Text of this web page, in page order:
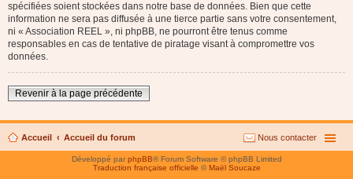
spécifiées soient stockées dans notre base de données. Bien que cette
information ne sera pas diffusée à une tierce partie sans votre consentement,
ni « Association REEL », ni phpBB, ne pourront être tenus comme
responsables en cas de tentative de piratage visant à compromettre vos
données.
Revenir à la page précédente
Accueil Accueil du forum Nous contacter
Développé parphpBB® Forum Software © phpBB Limited
Traduction française officielle © Maël Soucaze